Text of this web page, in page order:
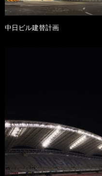
中日ビル建替計画